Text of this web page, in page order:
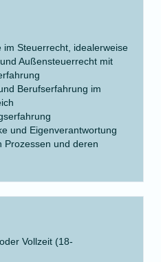
im Steuerrecht, idealerweise
Außensteuerrecht mit
Berufserfahrung im
und Eigenverantwortung
Prozessen und deren
Vollzeit (18-